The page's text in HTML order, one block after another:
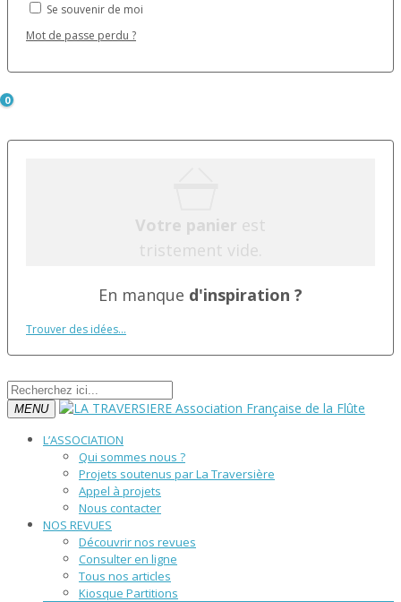
Se souvenir de moi
Mot de passe perdu ?
0
Votre panier est
tristement vide.
En manque d'inspiration ?
Trouver des idées...
MENU
L’ASSOCIATION
Qui sommes nous ?
Projets soutenus par La Traversière
Appel à projets
Nous contacter
NOS REVUES
Découvrir nos revues
Consulter en ligne
Tous nos articles
Kiosque Partitions